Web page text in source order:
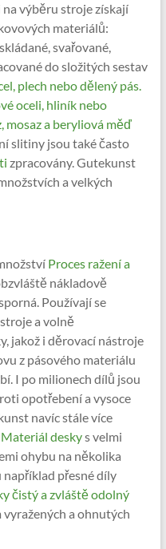
výběru stroje získají
materiálů:
svařované,
do složitých sestav
plech nebo dělený pás.
oceli, hliník nebo
mosaz a beryliová měď
slitiny jsou také často
zpracovány. Gutekunst
a velkých
Proces ražení a
nákladově
Používají se
a volně
jakož i děrovací nástroje
z pásového materiálu
I po milionech dílů jsou
opotřebení a vysoce
navíc stále více
deskys velmi
ohybu na několika
přesné díly
čistý a zvláště odolný
a ohnutých